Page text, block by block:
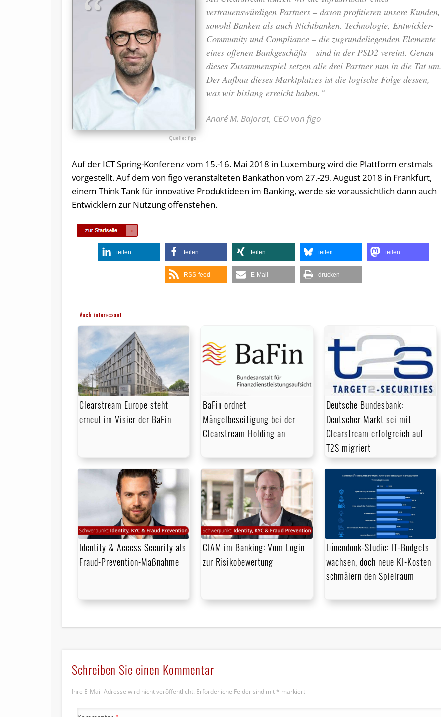
figo
vertrauenswürdigen Partners – davon profitieren unsere Kunden,
sowohl Banken als auch Nichtbanken. Technologie, Entwickler-
Community und Compliance – die zugrundeliegenden Elemente
eines offenen Bankgeschäfts – sind in der PSD2 vereint. Genau
dieses Zusammenspiel setzen alle drei Partner nun in die Tat um.
Der Aufbau dieses Marktplatzes ist die logische Folge dessen,
was wir bislang erreicht haben.“
André M. Bajorat, CEO von figo
Auf der ICT Spring-Konferenz vom 15.-16. Mai 2018 in Luxemburg wird die Plattform erstmals
vorgestellt. Auf dem von figo veranstalteten Bankathon vom 27.-29. August 2018 in Frankfurt,
einem Think Tank für innovative Produktideen im Banking, werde sie voraussichtlich dann auch
Entwicklern zur Nutzung offenstehen.
teilen teilen teilen teilen teilen
RSS-feed E-Mail drucken
Auch interessant
Clearstream Europe steht
erneut im Visier der BaFin
BaFin ordnet
Mängelbeseitigung bei der
Clearstream Holding an
Deutsche Bundesbank:
Deutscher Markt sei mit
Clearstream erfolgreich auf
T2S migriert
Identity & Access Security als
Fraud-Prevention-Maßnahme
CIAM im Banking: Vom Login
zur Risikobewertung
Lünendonk-Studie: IT-Budgets
wachsen, doch neue KI-Kosten
schmälern den Spielraum
Schreiben Sie einen Kommentar
Ihre E-Mail-Adresse wird nicht veröffentlicht. Erforderliche Felder sind mit * markiert